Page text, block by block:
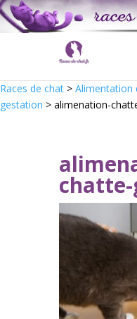
Races de chat > Alimentation
gestation > alimenation-